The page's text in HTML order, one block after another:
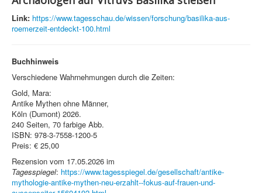
Link: https://www.tagesschau.de/wissen/forschung/basilika-aus-
roemerzeit-entdeckt-100.html
Buchhinweis
Verschiedene Wahrnehmungen durch die Zeiten:
Gold, Mara:
Antike Mythen ohne Männer,
Köln (Dumont) 2026.
240 Seiten, 70 farbige Abb.
ISBN: 978-3-7558-1200-5
Preis: € 25,00
Rezension vom 17.05.2026 im
Tagesspiegel: https://www.tagesspiegel.de/gesellschaft/antike-
mythologie-antike-mythen-neu-erzahlt--fokus-auf-frauen-und-